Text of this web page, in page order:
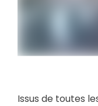
Issus de toutes